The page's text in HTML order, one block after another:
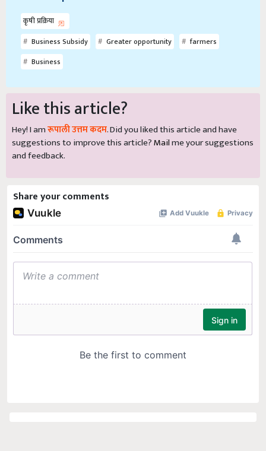
कृषी प्रक्रिया
Business Subsidy
Greater opportunity
farmers
Business
Like this article?
Hey! I amरूपाली उत्तम कदम. Did you liked this article and have
suggestions to improve this article?Mailme your suggestions
and feedback.
Share your comments